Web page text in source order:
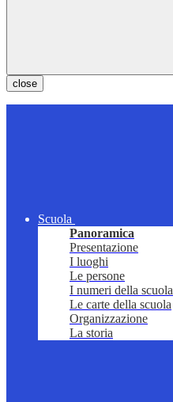
close
Scuola
Panoramica
Presentazione
I luoghi
Le persone
I numeri della scuola
Le carte della scuola
Organizzazione
La storia